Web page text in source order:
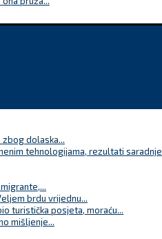
zbog dolaska...
tehnologijama, rezultati saradnje
brdu vrijednu...
turistička posjeta, moraću...
mišljenje...